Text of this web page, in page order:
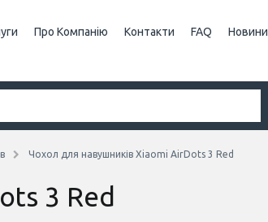
Про Компанію Контакти FAQ Новини
Чохол для навушників Xiaomi AirDots 3 Red
3 Red